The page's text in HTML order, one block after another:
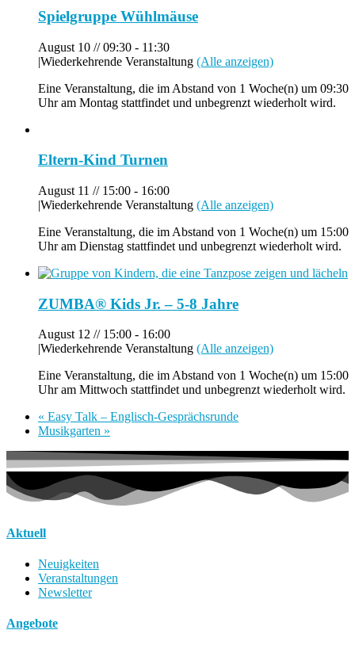
Spielgruppe Wühlmäuse
August 10 // 09:30 - 11:30
|Wiederkehrende Veranstaltung (Alle anzeigen)
Eine Veranstaltung, die im Abstand von 1 Woche(n) um 09:30
Uhr am Montag stattfindet und unbegrenzt wiederholt wird.
Eltern-Kind Turnen
August 11 // 15:00 - 16:00
|Wiederkehrende Veranstaltung (Alle anzeigen)
Eine Veranstaltung, die im Abstand von 1 Woche(n) um 15:00
Uhr am Dienstag stattfindet und unbegrenzt wiederholt wird.
ZUMBA® Kids Jr. – 5-8 Jahre
August 12 // 15:00 - 16:00
|Wiederkehrende Veranstaltung (Alle anzeigen)
Eine Veranstaltung, die im Abstand von 1 Woche(n) um 15:00
Uhr am Mittwoch stattfindet und unbegrenzt wiederholt wird.
« Easy Talk – Englisch-Gesprächsrunde
Musikgarten »
Aktuell
Neuigkeiten
Veranstaltungen
Newsletter
Angebote